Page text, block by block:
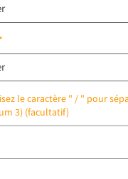
*
le caractère " / " pour
3) (facultatif)